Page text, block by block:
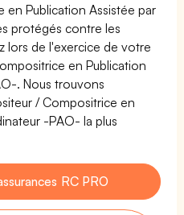
Publication Assistée par
protégés contre les
lors de l'exercice de votre
en Publication
. Nous trouvons
/ Compositrice en
-PAO- la plus
RC PRO